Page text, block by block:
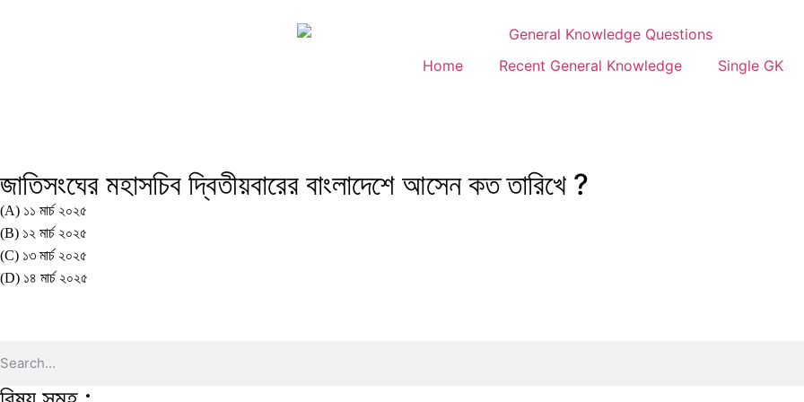
Home Recent General Knowledge Single GK
জাতিসংঘের মহাসচিব দ্বিতীয়বারের বাংলাদেশে আসেন কত তারিখে ?
(A) ১১ মার্চ ২০২৫
(B) ১২ মার্চ ২০২৫
(C) ১৩ মার্চ ২০২৫
(D) ১৪ মার্চ ২০২৫